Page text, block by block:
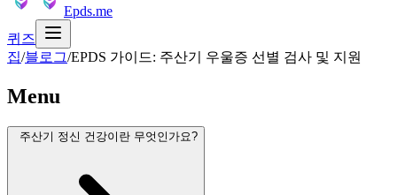
Epds.me
퀴즈
집/블로그/EPDS 가이드: 주산기 우울증 선별 검사 및 지원
Menu
주산기 정신 건강이란 무엇인가요?